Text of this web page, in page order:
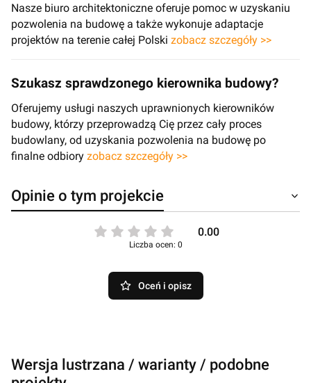
Nasze biuro architektoniczne oferuje pomoc w uzyskaniu
pozwolenia na budowę a także wykonuje adaptacje
projektów na terenie całej Polski zobacz szczegóły >>
Szukasz sprawdzonego kierownika budowy?
Oferujemy usługi naszych uprawnionych kierowników
budowy, którzy przeprowadzą Cię przez cały proces
budowlany, od uzyskania pozwolenia na budowę po
finalne odbiory zobacz szczegóły >>
Opinie o tym projekcie
0.00
Liczba ocen: 0
Oceń i opisz
Wersja lustrzana / warianty / podobne